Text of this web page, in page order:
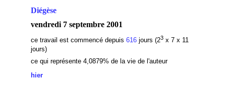
Diégèse
vendredi 7 septembre 2001
ce travail est commencé depuis 616jours (23x 7 x 11
jours)
ce qui représente 4,0879% de la vie de l'auteur
hier